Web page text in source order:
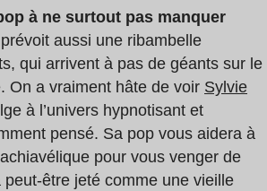
à ne surtout pas manquer
aussi une ribambelle
qui arrivent à pas de géants sur le
On a vraiment hâte de voir Sylvie
à l’univers hypnotisant et
pensé. Sa pop vous aidera à
pour vous venger de
être jeté comme une vieille